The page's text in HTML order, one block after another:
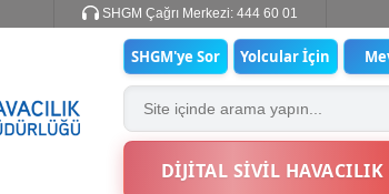
SHGM Çağrı Merkezi: 444 60 01
SHGM'ye Sor Yolcular İçin
DİJİTAL SİVİL HAVACILIK